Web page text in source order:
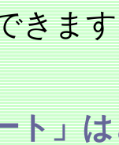
きま
ト」